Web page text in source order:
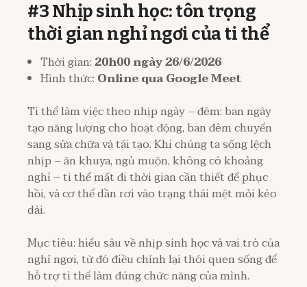
#3 Nhịp sinh học: tôn trọng
thời gian nghỉ ngơi của ti thể
Thời gian:20h00 ngày 26/6/2026
Hình thức: Online qua Google Meet
Ti thể làm việc theo nhịp ngày – đêm: ban ngày
tạo năng lượng cho hoạt động, ban đêm chuyển
sang sửa chữa và tái tạo. Khi chúng ta sống lệch
nhịp – ăn khuya, ngủ muộn, không có khoảng
nghỉ – ti thể mất đi thời gian cần thiết để phục
hồi, và cơ thể dần rơi vào trạng thái mệt mỏi kéo
dài.
Mục tiêu: hiểu sâu về nhịp sinh học và vai trò của
nghỉ ngơi, từ đó điều chỉnh lại thói quen sống để
hỗ trợ ti thể làm đúng chức năng của mình.